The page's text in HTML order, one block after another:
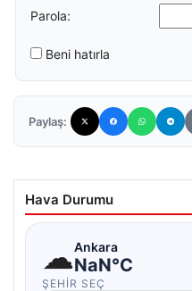
Parola:
Beni hatırla
Paylaş:
Hava Durumu
☁Ankara
NaN°C
ŞEHIR SEÇ